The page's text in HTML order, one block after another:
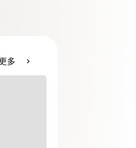
多 chevron_right